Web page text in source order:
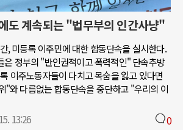
도 계속되는 "법무부의 인간사냥"
, 미등록 이주민에 대한 합동단속을 실시한다.
은 정부의 "반인권적이고 폭력적인" 단속추방
이주노동자들이 다치고 목숨을 잃고 있다면
"와 다름없는 합동단속을 중단하고 "우리의 이
13:26 0